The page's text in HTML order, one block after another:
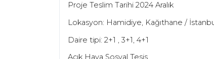
Proje Teslim Tarihi 2024 Aralık
Lokasyon: Hamidiye, Kağıthane / İ
Daire tipi: 2+1 , 3+1, 4+1
Açık Hava Sosyal Tesis